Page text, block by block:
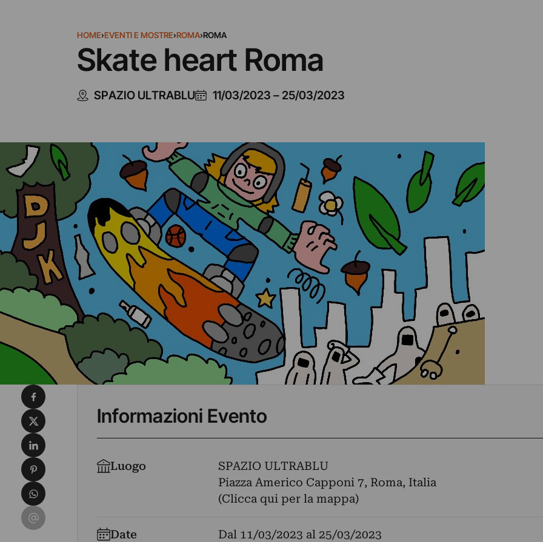
HOME›EVENTI E MOSTRE›ROMA›ROMA
Skate heart Roma
SPAZIO ULTRABLU 11/03/2023 – 25/03/2023
Informazioni Evento
Luogo
SPAZIO ULTRABLU
Piazza Americo Capponi 7, Roma, Italia
(Clicca qui per la mappa)
Date Dal 11/03/2023 al 25/03/2023
Condividi su Facebook
Condividi su X
Condividi su LinkedIn
Condividi su Pinterest
Condividi su WhatsApp
Condividi su Email